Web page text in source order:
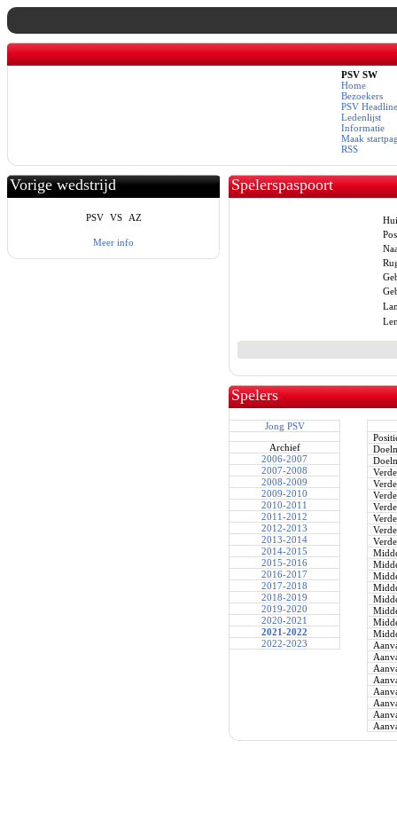
PSV SW
Home
Bezoekers
PSV
Ledenlijst
Informatie
Maak
RSS
Vorige wedstrijd
PSV VS AZ
Meer info
Spelerspaspoort
Spelers
Jong PSV
Archief
2006-2007
2007-2008
2008-2009
2009-2010
2010-2011
2011-2012
2012-2013
2013-2014
2014-2015
2015-2016
2016-2017
2017-2018
2018-2019
2019-2020
2020-2021
2021-2022
2022-2023